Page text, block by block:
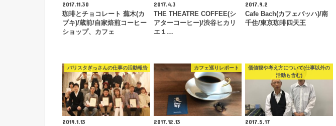
2017.11.30
珈琲とチョコレート 蕪木(カ
ブキ)/蔵前/自家焙煎コーヒー
ショップ、カフェ
2017.4.3
THE THEATRE COFFEE(シ
アターコーヒー)/渋谷ヒカリ
エ１…
2017.9.2
Cafe Bach(カフェバッハ)/南
千住/東京珈琲四天王
バリスタぎっさんの仕事の活動報告
2019.1.13
カフェ巡りレポート
2017.12.13
価値観や考え方について(仕事以外の
活動も含む)
2017.5.17